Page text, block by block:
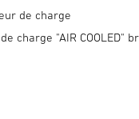
de charge
charge "AIR COOLED"